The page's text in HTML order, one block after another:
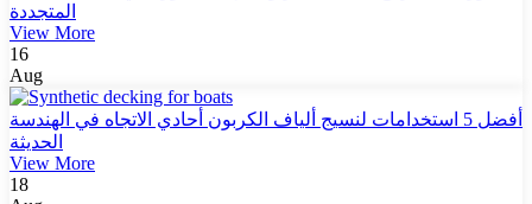
المتجددة
View More
16
Aug
أفضل 5 استخدامات لنسيج ألياف الكربون أحادي الاتجاه في الهندسة
الحديثة
View More
18